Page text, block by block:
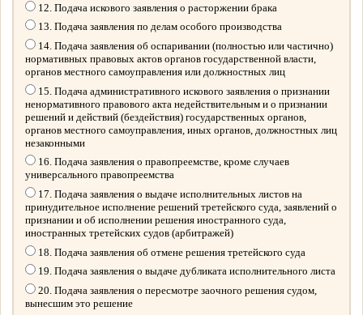
12. Подача искового заявления о расторжении брака
13. Подача заявления по делам особого производства
14. Подача заявления об оспаривании (полностью или частично)
нормативных правовых актов органов государственной власти,
органов местного самоуправления или должностных лиц
15. Подача административного искового заявления о признании
ненормативного правового акта недействительным и о признании
решений и действий (бездействия) государственных органов,
органов местного самоуправления, иных органов, должностных лиц
незаконными
16. Подача заявления о правопреемстве, кроме случаев
универсального правопреемства
17. Подача заявления о выдаче исполнительных листов на
принудительное исполнение решений третейского суда, заявлений о
признании и об исполнении решения иностранного суда,
иностранных третейских судов (арбитражей)
18. Подача заявления об отмене решения третейского суда
19. Подача заявления о выдаче дубликата исполнительного листа
20. Подача заявления о пересмотре заочного решения судом,
вынесшим это решение